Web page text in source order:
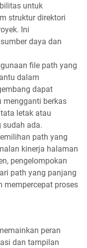
untuk
struktur direktori
Ini
daya dan
file path yang
dalam
dapat
mengganti berkas
letak atau
sudah ada.
path yang
kinerja halaman
pengelompokan
path yang panjang
mempercepat proses
peran
dan tampilan